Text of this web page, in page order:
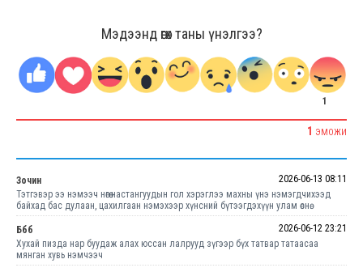
Мэдээнд өгөх таны үнэлгээ?
1
1 ЭМОЖИ
Зочин
2026-06-13 08:11
Тэтгэвэр ээ нэмээч нөгөө настангуудын гол хэрэглээ махны үнэ нэмэгдчихээд
байхад бас дулаан, цахилгаан нэмэхээр хүнсний бүтээгдэхүүн улам өснө.
Ббб
2026-06-12 23:21
Хухай пизда нар буудаж алах юссан лалрууд зүгээр бүх татвар татаасаа
мянган хувь нэмчээч